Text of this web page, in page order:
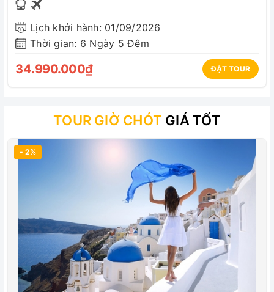
Lịch khởi hành: 01/09/2026
Thời gian: 6 Ngày 5 Đêm
34.990.000₫ ĐẶT TOUR
TOUR GIỜ CHÓT GIÁ TỐT
- 2%